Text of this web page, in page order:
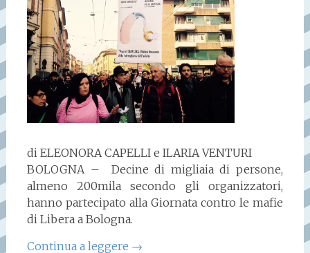
di ELEONORA CAPELLI e ILARIA VENTURI
BOLOGNA – Decine di migliaia di persone,
almeno 200mila secondo gli organizzatori,
hanno partecipato alla Giornata contro le mafie
di Libera a Bologna.
Continua a leggere →